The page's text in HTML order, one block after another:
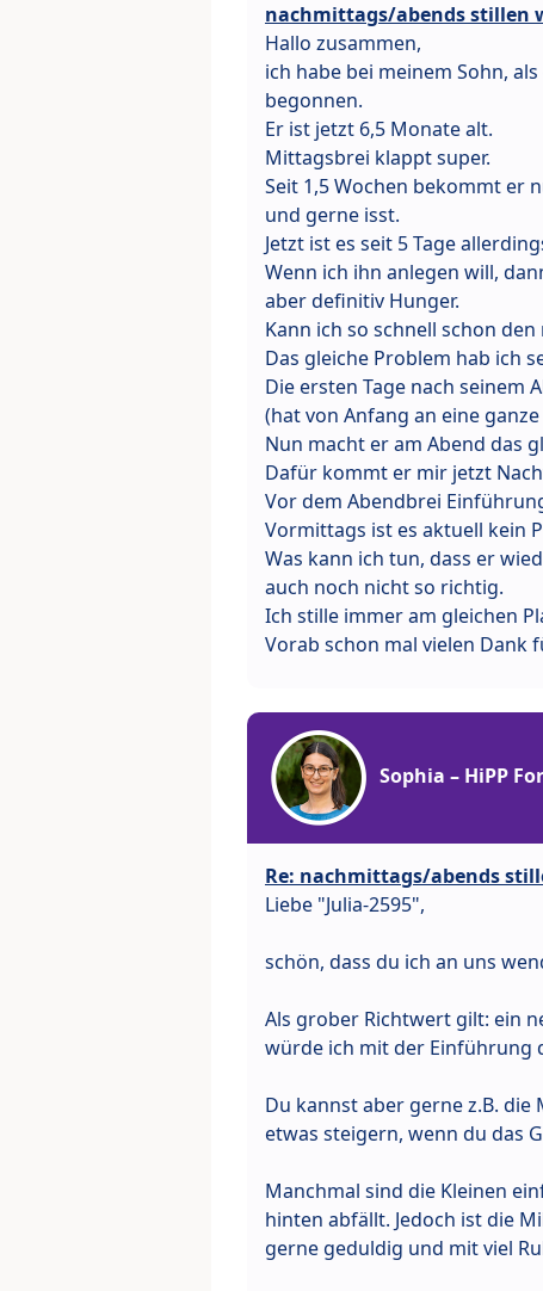
nachmittags/abends stillen
Hallo zusammen,
ich habe bei meinem Sohn,
begonnen.
Er ist jetzt 6,5 Monate alt.
Mittagsbrei klappt super.
Seit 1,5 Wochen bekommt er
und gerne isst.
Jetzt ist es seit 5 Tage
Wenn ich ihn anlegen will,
aber definitiv Hunger.
Kann ich so schnell schon
Das gleiche Problem hab ich
Die ersten Tage nach seinem
(hat von Anfang an eine
Nun macht er am Abend das
Dafür kommt er mir jetzt
Vor dem Abendbrei
Vormittags ist es aktuell kein
Was kann ich tun, dass er
auch noch nicht so richtig.
Ich stille immer am gleichen
Vorab schon mal vielen Dank
Sophia – HiPP
Re: nachmittags/abends
Liebe "Julia-2595",
schön, dass du ich an uns
Als grober Richtwert gilt: ein
würde ich mit der Einführung
Du kannst aber gerne z.B.
etwas steigern, wenn du das
Manchmal sind die Kleinen
hinten abfällt. Jedoch ist die
gerne geduldig und mit viel